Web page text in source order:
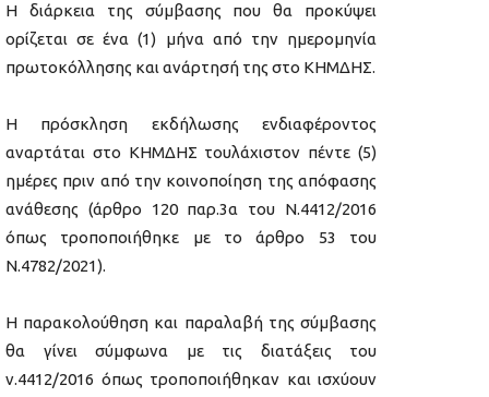
Η διάρκεια της σύμβασης που θα προκύψει
ορίζεται σε ένα (1) μήνα από την ημερομηνία
πρωτοκόλλησης και ανάρτησή της στο ΚΗΜΔΗΣ.
Η πρόσκληση εκδήλωσης ενδιαφέροντος
αναρτάται στο ΚΗΜΔΗΣ τουλάχιστον πέντε (5)
ημέρες πριν από την κοινοποίηση της απόφασης
ανάθεσης (άρθρο 120 παρ.3α του Ν.4412/2016
όπως τροποποιήθηκε με το άρθρο 53 του
Ν.4782/2021).
Η παρακολούθηση και παραλαβή της σύμβασης
θα γίνει σύμφωνα με τις διατάξεις του
ν.4412/2016 όπως τροποποιήθηκαν και ισχύουν